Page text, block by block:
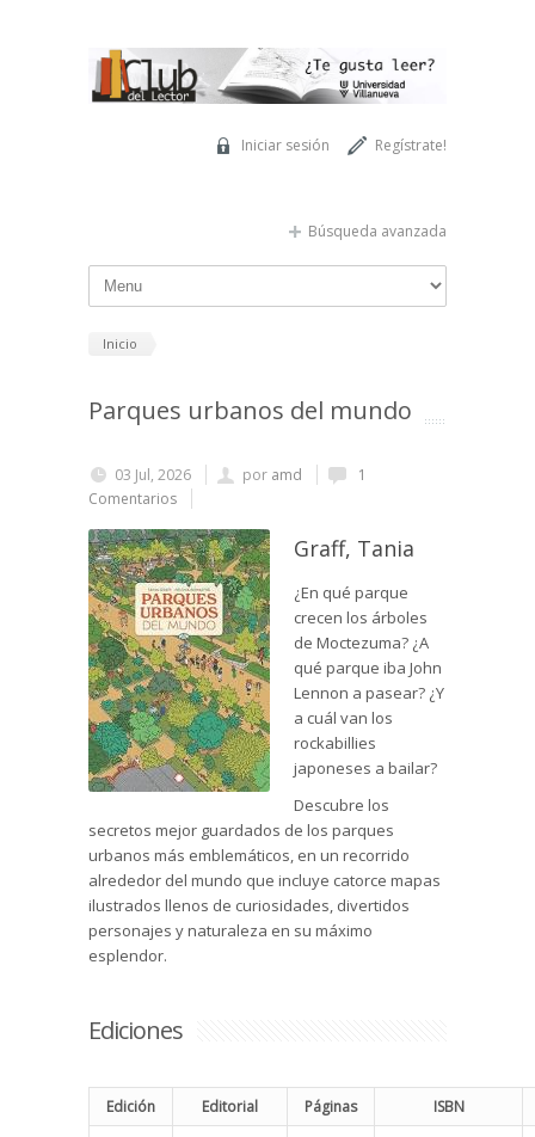
Regístrate!
Iniciar sesión
Búsqueda avanzada
Inicio
Parques urbanos del mundo
03 Jul, 2026 por amd
1
Comentarios
Graff, Tania
¿En qué parque
crecen los árboles
de Moctezuma? ¿A
qué parque iba John
Lennon a pasear? ¿Y
a cuál van los
rockabillies
japoneses a bailar?
Descubre los
secretos mejor guardados de los parques
urbanos más emblemáticos, en un recorrido
alrededor del mundo que incluye catorce mapas
ilustrados llenos de curiosidades, divertidos
personajes y naturaleza en su máximo
esplendor.
Ediciones
Edición Editorial Páginas ISBN